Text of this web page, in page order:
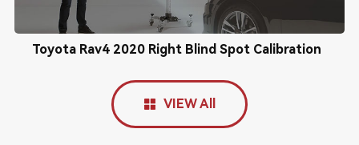
Toyota Rav4 2020 Right Blind Spot Calibration
VIEW All